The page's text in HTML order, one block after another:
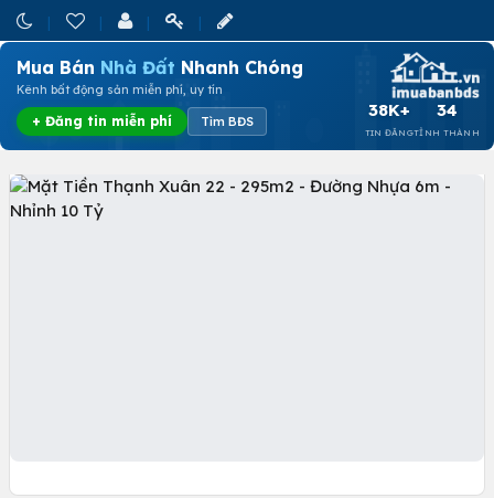
Mua Bán Nhà Đất Nhanh Chóng
Kênh bất động sản miễn phí, uy tín
+ Đăng tin miễn phí Tìm BĐS
38K+
TIN ĐĂNG
34
TỈNH THÀNH